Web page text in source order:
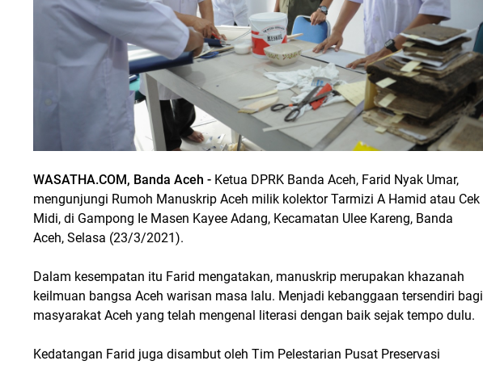
WASATHA.COM, Banda Aceh - Ketua DPRK Banda Aceh, Farid Nyak Umar,
mengunjungi Rumoh Manuskrip Aceh milik kolektor Tarmizi A Hamid atau Cek
Midi, di Gampong Ie Masen Kayee Adang, Kecamatan Ulee Kareng, Banda
Aceh, Selasa (23/3/2021).
Dalam kesempatan itu Farid mengatakan, manuskrip merupakan khazanah
keilmuan bangsa Aceh warisan masa lalu. Menjadi kebanggaan tersendiri bagi
masyarakat Aceh yang telah mengenal literasi dengan baik sejak tempo dulu.
Kedatangan Farid juga disambut oleh Tim Pelestarian Pusat Preservasi